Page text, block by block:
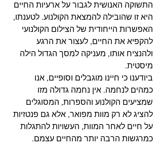
התשוקה האנושית לגבור על ארעיות החיים
היא זו שהובילה להמצאת הקולנוע. לטענתו,
האפשרות הייחודית של הצילום הקולנועי
להקפיא את החיים, לעצור את הרגע
ולהנציח אותו, מעניקה למסך הגדול הילה
מיסטית.
ביודענו כי חיינו מוגבלים וסופיים, אנו
כמהים לנחמה. אין נחמה גדולה מזו
שמציעים הקולנוע והספרות, המסוגלים
להציג לא רק מוות מפואר, אלא גם פנטזיות
על חיים לאחר המוות, העשויות להתגלות
כמרגשות הרבה יותר מהחיים עצמם.